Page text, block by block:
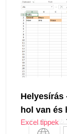
Helyesírás
hol van és
Excel tippek